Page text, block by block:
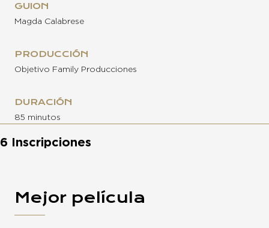
GUION
Magda Calabrese
PRODUCCIÓN
Objetivo Family Producciones
DURACIÓN
85 minutos
6 Inscripciones
Mejor película